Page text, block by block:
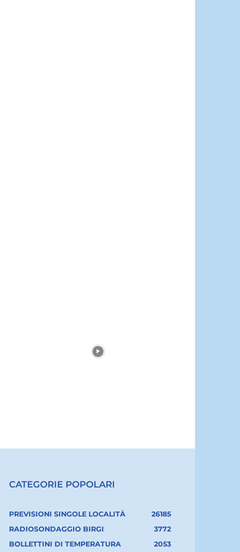
CATEGORIE POPOLARI
PREVISIONI SINGOLE LOCALITÀ
26185
RADIOSONDAGGIO BIRGI
3772
BOLLETTINI DI TEMPERATURA
2053